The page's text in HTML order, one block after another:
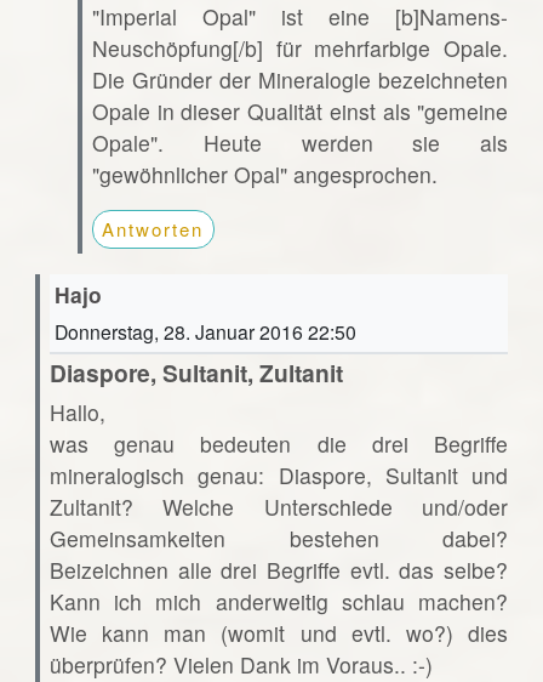
"Imperial Opal" ist eine [b]Namens-
Neuschöpfung[/b] für mehrfarbige Opale.
Die Gründer der Mineralogie bezeichneten
Opale in dieser Qualität einst als "gemeine
Opale". Heute werden sie als
"gewöhnlicher Opal" angesprochen.
Antworten
Hajo
Donnerstag, 28. Januar 2016 22:50
Diaspore, Sultanit, Zultanit
Hallo,
was genau bedeuten die drei Begriffe
mineralogisch genau: Diaspore, Sultanit und
Zultanit? Welche Unterschiede und/oder
Gemeinsamkeiten bestehen dabei?
Beizeichnen alle drei Begriffe evtl. das selbe?
Kann ich mich anderweitig schlau machen?
Wie kann man (womit und evtl. wo?) dies
überprüfen? Vielen Dank im Voraus.. :-)